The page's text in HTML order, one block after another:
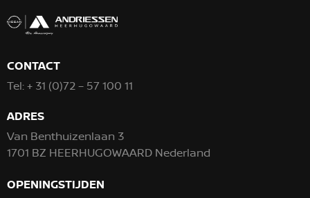
CONTACT
Tel:+ 31 (0)72 – 57 100 11
ADRES
Van Benthuizenlaan 3
1701 BZ HEERHUGOWAARD Nederland
OPENINGSTIJDEN